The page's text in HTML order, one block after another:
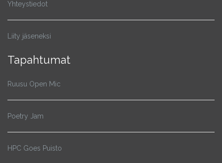
Yhteystiedot
Liity jäseneksi
Tapahtumat
Ruusu Open Mic
Poetry Jam
HPC Goes Puisto